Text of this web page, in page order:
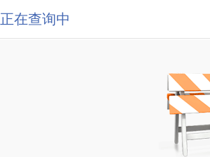
正在查询中